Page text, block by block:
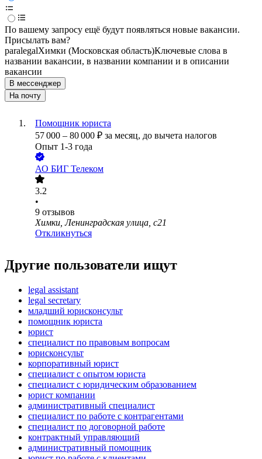
По вашему запросу ещё будут появляться новые вакансии.
Присылать вам?
paralegalХимки (Московская область)Ключевые слова в
названии вакансии, в названии компании и в описании
вакансии
В мессенджер
На почту
Помощник юриста
57 000 – 80 000 ₽ за месяц, до вычета налогов
Опыт 1-3 года
АО БИГ Телеком
3.2
•
9 отзывов
Химки, Ленинградская улица, с21
Откликнуться
Другие пользователи ищут
legal assistant
legal secretary
младший юрисконсульт
помощник юриста
юрист
специалист по правовым вопросам
юрисконсульт
корпоративный юрист
специалист с опытом юриста
специалист с юридическим образованием
юрист компании
административный специалист
специалист по работе с контрагентами
специалист по договорной работе
контрактный управляющий
административный помощник